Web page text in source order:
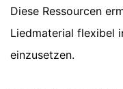
Diese Ressourcen
Liedmaterial flexibel
einzusetzen.